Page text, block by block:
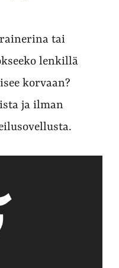
tai
lenkillä
korvaan?
ja ilman